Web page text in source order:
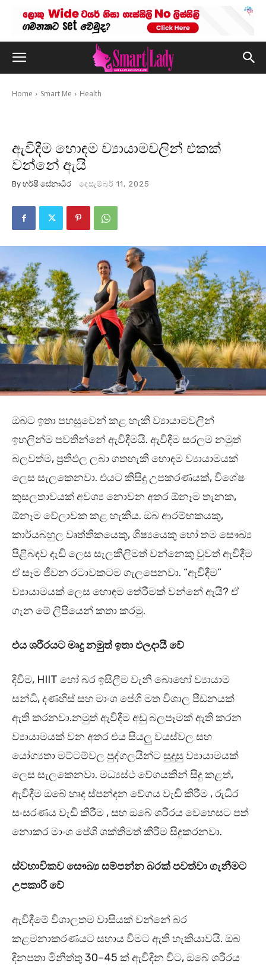
Home Smart Me Health
ඇවිදීම හොඳම ව්‍යායාමවලින් එකක්
වන්නේ ඇයි
By හර්ෂි සේනාධීර දෙසැම්බර් 11, 2025
ඔබට ඉතා පහසුවෙන් කළ හැකි ව්‍යායාමවලින්
ඉහලින්ම පවතින්නේ ඇවිදීමයි. ඇවිදීම සරලම නමුත්
බලවත්ම, ප්‍රතිඵල ලබා ගතහැකි හොඳම ව්‍යායාමයක්
ලෙස සැලකෙනවා. එයට කිසිදු උපකරණයක්, විශේෂ
කුසලතාවයක් අවශ්‍ය නොවන අතර ඕනෑම තැනක,
ඕනෑම වේලාවක කළ හැකිය. ඔබ ආරම්භකයකු,
කාර්යබහුල වෘත්තිකයෙකු, ශිෂ්‍යයෙකු හෝ තම සෞඛ්‍ය
පිළිබඳව දැඩි ලෙස සැලකිලිමත් වන්නෙකු වුවත් ඇවිදීම
ඒ සෑම ජීවන රටාවකටම ගැලපෙනවා. “ඇවිදීම”
ව්‍යායාමයක් ලෙස හොඳම තේරීමක් වන්නේ ඇයි? ඒ
ගැන මේ ලිපියෙන් කතා කරමු.
එය ශරීරයට මෘදු නමුත් ඉතා ඵලදායී වේ
දිවීම, HIIT හෝ බර ඉසිලීම වැනි බොහෝ ව්‍යායාම
සන්ධි, දණහිස් සහ මාංශ පේශි මත විශාල පීඩනයක්
ඇති කරනවා.නමුත් ඇවිදීම අඩු බලපෑමක් ඇති කරන
ව්‍යායාමයක් වන අතර එය සියලු වයස්වල සහ
යෝග්‍යතා මට්ටම්වල පුද්ගලයින්ට සුදුසු ව්‍යායාමයක්
ලෙස සැලකෙනවා. මධ්‍යස්ථ වේගයකින් සිදු කළත්,
ඇවිදීම ඔබේ හෘද ස්පන්දන වේගය වැඩි කිරීම , රුධිර
සංසරණය වැඩි කිරීම , සහ ඔබේ ශරීරය වෙහෙසට පත්
නොකර මාංශ පේශි ශක්තිමත් කිරීම සිදුකරනවා.
ස්වභාවිකව සෞඛ්‍ය සම්පන්න බරක් පවත්වා ගැනීමට
උපකාරී වේ
ඇවිදීමේ විශාලතම වාසියක් වන්නේ බර
කළමනාකරණයට සහාය වීමට ඇති හැකියාවයි. ඔබ
දිනපතා මිනිත්තු 30–45 ක් ඇවිදින විට, ඔබේ ශරීරය